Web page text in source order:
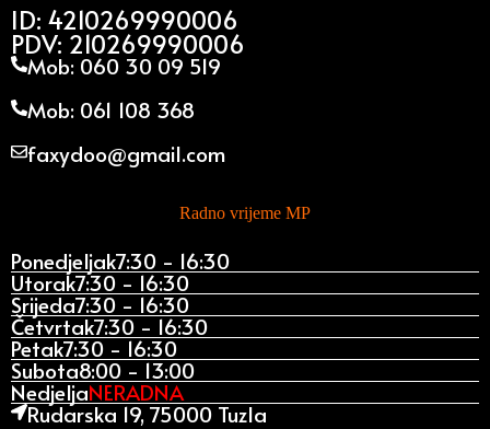
ID: 4210269990006
PDV: 210269990006
Mob: 060 30 09 519
Mob: 061 108 368
faxydoo@gmail.com
Radno vrijeme MP
Ponedjeljak7:30 - 16:30
Utorak7:30 - 16:30
Srijeda7:30 - 16:30
Četvrtak7:30 - 16:30
Petak7:30 - 16:30
Subota8:00 - 13:00
NedjeljaNERADNA
Rudarska 19, 75000 Tuzla